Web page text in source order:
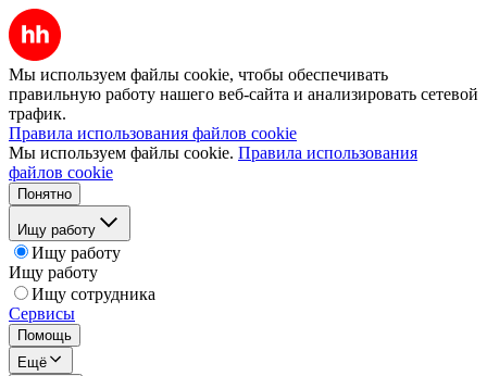
Мы используем файлы cookie, чтобы обеспечивать
правильную работу нашего веб-сайта и анализировать сетевой
трафик.
Правила использования файлов cookie
Мы используем файлы cookie. Правила использования
файлов cookie
Понятно
Ищу работу
Ищу работу
Ищу работу
Ищу сотрудника
Сервисы
Помощь
Ещё